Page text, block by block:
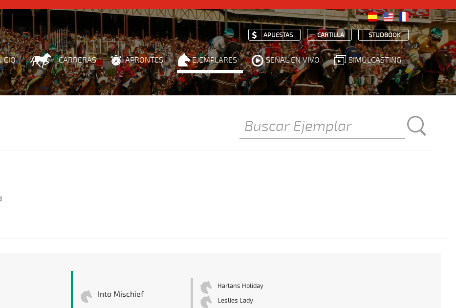
APUESTAS CARTILLA STUDBOOK
CARRERAS APRONTES EJEMPLARES SEÑAL EN VIVO SIMULCASTING
Into Mischief
Harlans Holiday
Leslies Lady